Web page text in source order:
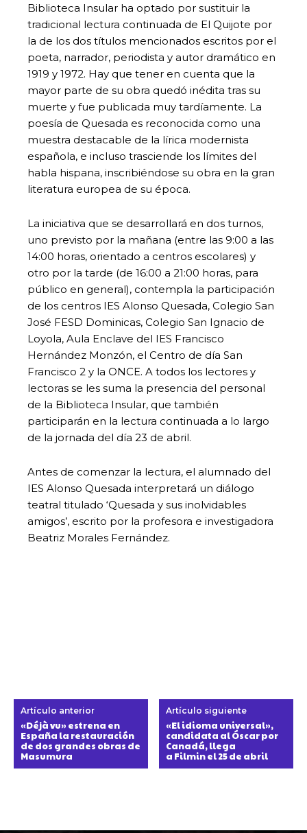
Biblioteca Insular ha optado por sustituir la
tradicional lectura continuada de El Quijote por
la de los dos títulos mencionados escritos por el
poeta, narrador, periodista y autor dramático en
1919 y 1972. Hay que tener en cuenta que la
mayor parte de su obra quedó inédita tras su
muerte y fue publicada muy tardíamente. La
poesía de Quesada es reconocida como una
muestra destacable de la lírica modernista
española, e incluso trasciende los límites del
habla hispana, inscribiéndose su obra en la gran
literatura europea de su época.
La iniciativa que se desarrollará en dos turnos,
uno previsto por la mañana (entre las 9:00 a las
14:00 horas, orientado a centros escolares) y
otro por la tarde (de 16:00 a 21:00 horas, para
público en general), contempla la participación
de los centros IES Alonso Quesada, Colegio San
José FESD Dominicas, Colegio San Ignacio de
Loyola, Aula Enclave del IES Francisco
Hernández Monzón, el Centro de día San
Francisco 2 y la ONCE. A todos los lectores y
lectoras se les suma la presencia del personal
de la Biblioteca Insular, que también
participarán en la lectura continuada a lo largo
de la jornada del día 23 de abril.
Antes de comenzar la lectura, el alumnado del
IES Alonso Quesada interpretará un diálogo
teatral titulado ‘Quesada y sus inolvidables
amigos’, escrito por la profesora e investigadora
Beatriz Morales Fernández.
Artículo anterior
«Déjà vu» estrena en
España la restauración
de dos grandes obras de
Masumura
Artículo siguiente
«El idioma universal»,
candidata al Óscar por
Canadá, llega
a Filmin el 25 de abril